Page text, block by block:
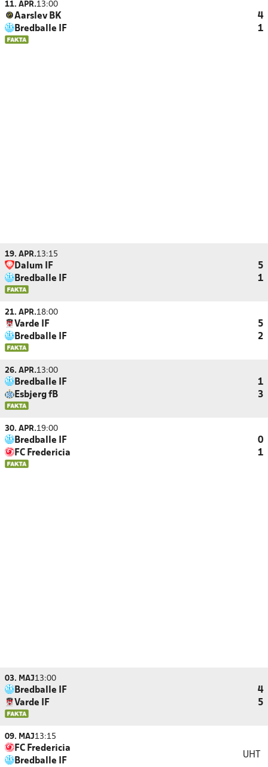
11. APR.13:00
Aarslev BK
4
Bredballe IF
1
19. APR.13:15
Dalum IF
5
Bredballe IF
1
21. APR.18:00
Varde IF
5
Bredballe IF
2
26. APR.13:00
Bredballe IF
1
Esbjerg fB
3
30. APR.19:00
Bredballe IF
0
FC Fredericia
1
03. MAJ13:00
Bredballe IF
4
Varde IF
5
09. MAJ13:15
FC Fredericia
Bredballe IF
UHT